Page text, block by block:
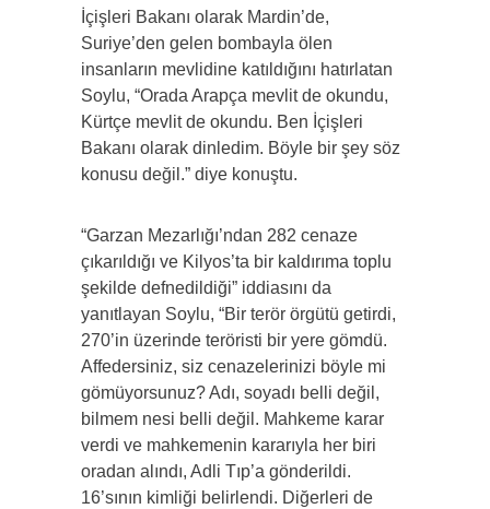
İçişleri Bakanı olarak Mardin’de,
Suriye’den gelen bombayla ölen
insanların mevlidine katıldığını hatırlatan
Soylu, “Orada Arapça mevlit de okundu,
Kürtçe mevlit de okundu. Ben İçişleri
Bakanı olarak dinledim. Böyle bir şey söz
konusu değil.” diye konuştu.
“Garzan Mezarlığı’ndan 282 cenaze
çıkarıldığı ve Kilyos’ta bir kaldırıma toplu
şekilde defnedildiği” iddiasını da
yanıtlayan Soylu, “Bir terör örgütü getirdi,
270’in üzerinde teröristi bir yere gömdü.
Affedersiniz, siz cenazelerinizi böyle mi
gömüyorsunuz? Adı, soyadı belli değil,
bilmem nesi belli değil. Mahkeme karar
verdi ve mahkemenin kararıyla her biri
oradan alındı, Adli Tıp’a gönderildi.
16’sının kimliği belirlendi. Diğerleri de